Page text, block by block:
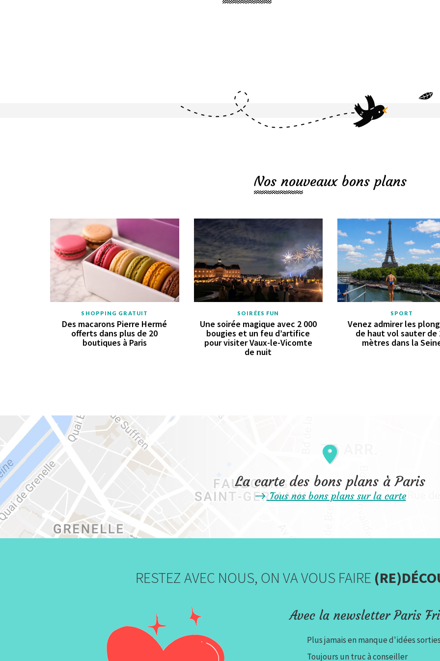
Nos nouveaux bons plans
SHOPPING GRATUIT
Des macarons Pierre Hermé
offerts dans plus de 20
boutiques à Paris
SOIRÉES FUN
Une soirée magique avec 2 000
bougies et un feu d’artifice
pour visiter Vaux-le-Vicomte
de nuit
SPORT
Venez admirer les
de haut vol sauter de
mètres dans la
La carte des bons plans à Paris
Tous nos bons plans sur la carte
RESTEZ AVEC NOUS, ON VA VOUS FAIRE
Avec la newsletter Paris
Plus jamais en manque d'idées
Toujours un truc à conseiller